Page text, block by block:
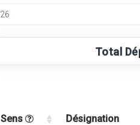
Total
Sens Désignation